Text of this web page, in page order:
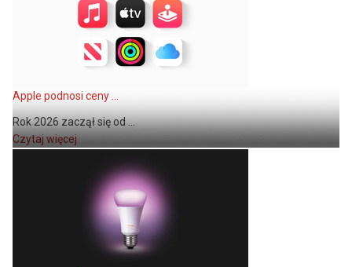
Apple podnosi ceny ...
Rok 2026 zaczął się od ...
Czytaj więcej